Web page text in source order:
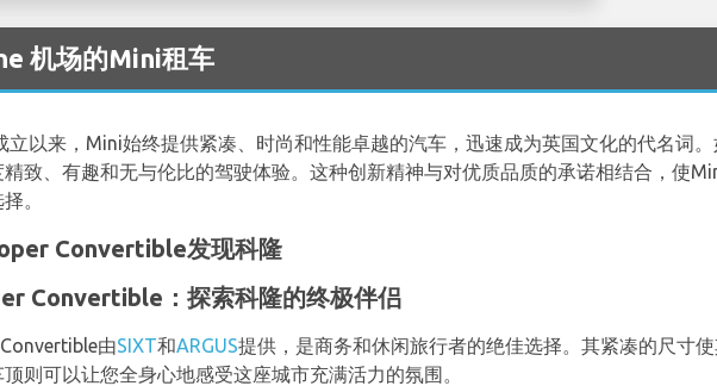
机场的Mini租车
立以来，Mini始终提供紧凑、时尚和性能卓越的汽车，迅速成为英国文化的代名词
致、有趣和无与伦比的驾驶体验。这种创新精神与对优质品质的承诺相结合，使
。
Convertible发现科隆
Convertible：探索科隆的终极伴侣
由SIXT和ARGUS提供，是商务和休闲旅行者的绝佳选择。其紧凑的尺寸
则可以让您全身心地感受这座城市充满活力的氛围。